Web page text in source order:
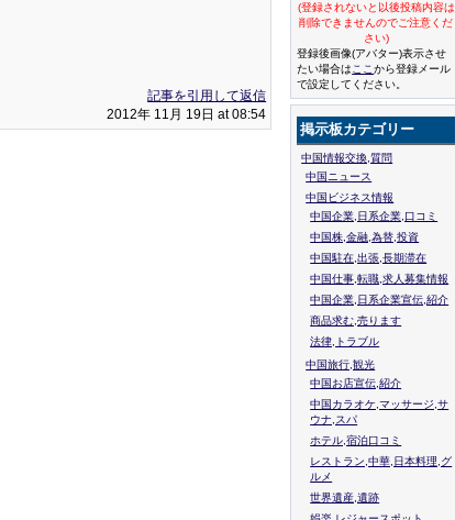
記事を引用して返信
2012年 11月 19日 at 08:54
(登録されないと以後投稿内容は
削除できませんのでご注意くだ
さい)
登録後画像(アバター)表示させ
たい場合は ここから登録メール
で設定してください。
掲示板カテゴリー
中国情報交換,質問
中国ニュース
中国ビジネス情報
中国企業,日系企業,口コミ
中国株,金融,為替,投資
中国駐在,出張,長期滞在
中国仕事,転職,求人募集情報
中国企業,日系企業宣伝,紹介
商品求む,売ります
法律,トラブル
中国旅行,観光
中国お店宣伝,紹介
中国カラオケ,マッサージ,サ
ウナ,スパ
ホテル,宿泊口コミ
レストラン,中華,日本料理,グ
ルメ
世界遺産,遺跡